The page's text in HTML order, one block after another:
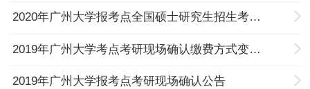
2020年广州大学报考点全国硕士研究生招生考试实施网上信息确认公告
2019年广州大学考点考研现场确认缴费方式变更的公告
2019年广州大学报考点考研现场确认公告